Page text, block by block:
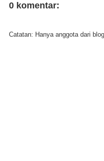
0 komentar:
Catatan: Hanya anggota dari